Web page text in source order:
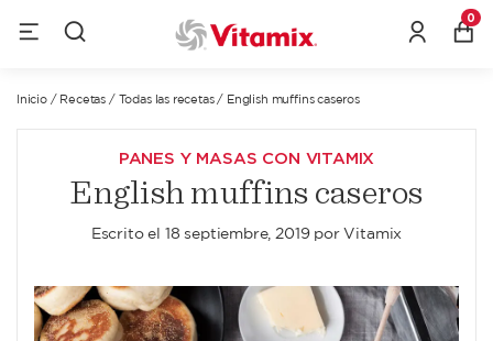
0
Inicio/ Recetas / Todas las recetas/ English muffins caseros
PANES Y MASAS CON VITAMIX
English muffins caseros
Escrito el 18 septiembre, 2019por Vitamix